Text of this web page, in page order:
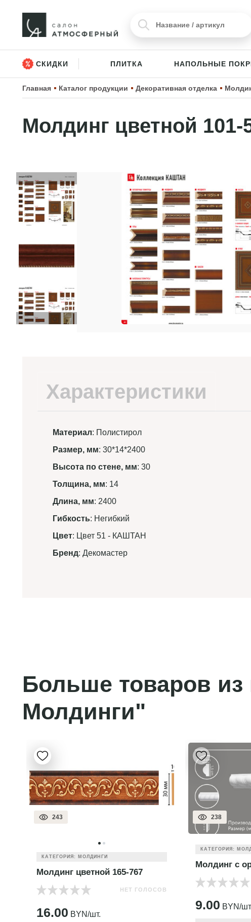
СКИДКИ ПЛИТКА НАПОЛЬНЫЕ
Главная Каталог продукции Декоративная отделка
Молдинг цветной 101-
Характеристики
Материал: Полистирол
Размер, мм: 30*14*2400
Высота по стене, мм: 30
Толщина, мм: 14
Длина, мм: 2400
Гибкость: Негибкий
Цвет: Цвет 51 - КАШТАН
Бренд: Декомастер
Больше товаров из
Молдинги"
243
КАТЕГОРИЯ: МОЛДИНГИ
Молдинг цветной 165-767
НЕТ ГОЛОСОВ
16.00 BYN/шт.
238
КАТЕГОРИЯ:
Молдинг с
9.00 BYN/